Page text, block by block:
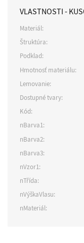
VLASTNOSTI -
Materiál:
Štruktúra:
Podklad:
Hmotnosť materiálu:
Lemovanie:
Dostupné tvary:
Kód:
nBarva1:
nBarva2:
nBarva3:
nVzor1:
nTřída:
nVýškaVlasu:
nMateriál: